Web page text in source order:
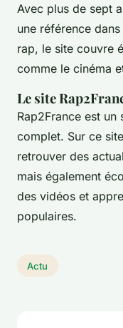
Avec plus de sept
une référence
rap, le site couvre
comme le cinéma
Le site
Rap2France est
complet. Sur ce
retrouver des
mais également
des vidéos et
populaires.
Actu